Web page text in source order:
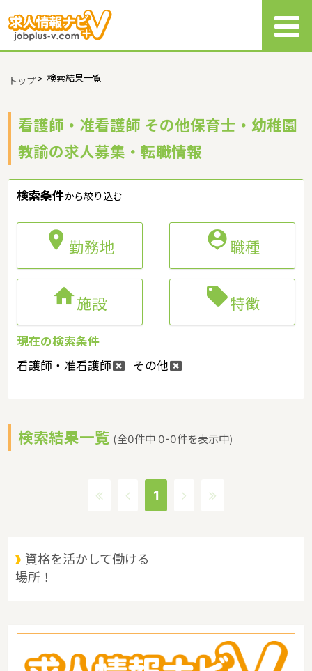
トップ> 検索結果一覧
看護師・准看護師 その他保育士・幼稚園
教諭の求人募集・転職情報
検索条件から絞り込む
 勤務地 職種
施設 特徴
現在の検索条件
看護師・准看護師
その他
検索結果一覧 (全0件中 0-0件を表示中)
1
資格を活かして働ける
場所！